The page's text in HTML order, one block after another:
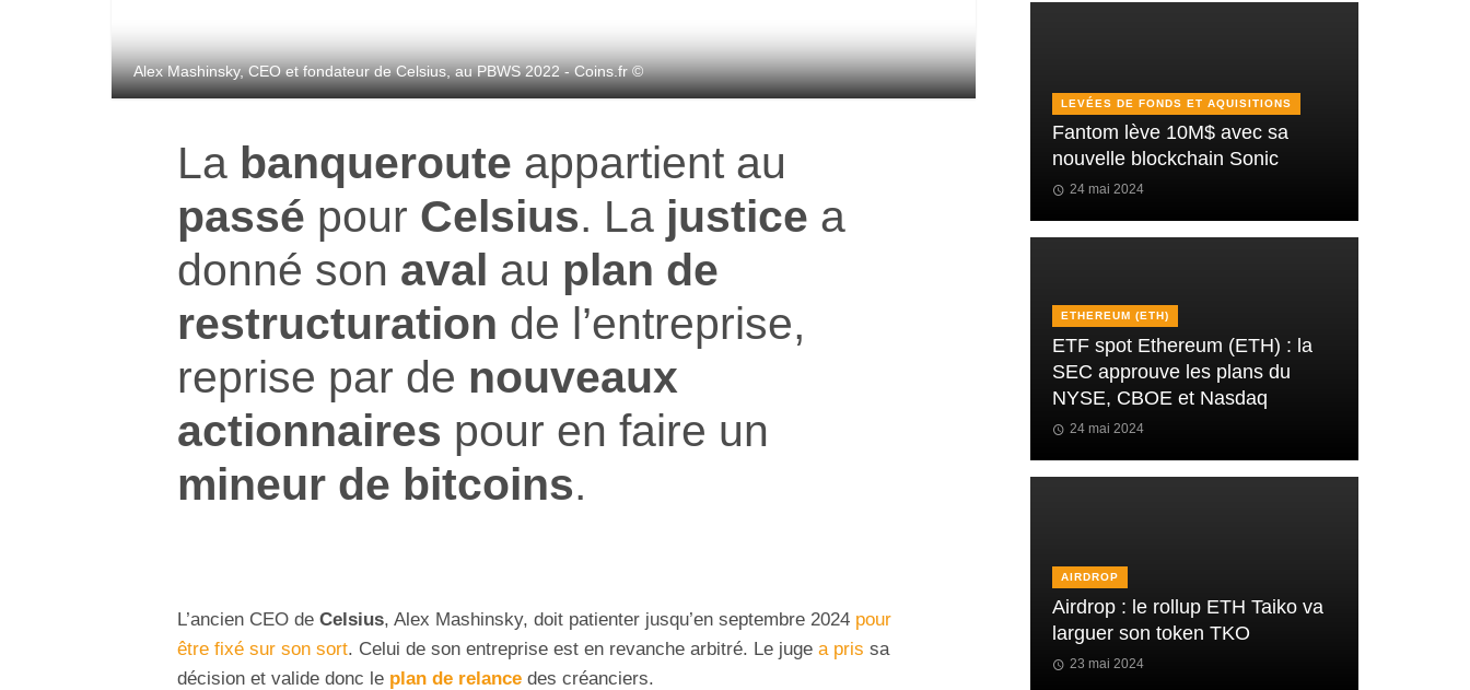
Alex Mashinsky, CEO et fondateur de Celsius, au PBWS 2022 - Coins.fr ©
La banqueroute appartient au
passé pour Celsius. La justice a
donné son aval au plan de
restructuration de l’entreprise,
reprise par de nouveaux
actionnaires pour en faire un
mineur de bitcoins.
L’ancien CEO de Celsius, Alex Mashinsky, doit patienter jusqu’en septembre 2024 pour
être fixé sur son sort. Celui de son entreprise est en revanche arbitré. Le juge a pris sa
décision et valide donc le plan de relance des créanciers.
LEVÉES DE FONDS ET AQUISITIONS
Fantom lève 10M$ avec sa
nouvelle blockchain Sonic
24 mai 2024
ETHEREUM (ETH)
ETF spot Ethereum (ETH) : la
SEC approuve les plans du
NYSE, CBOE et Nasdaq
24 mai 2024
AIRDROP
Airdrop : le rollup ETH Taiko va
larguer son token TKO
23 mai 2024